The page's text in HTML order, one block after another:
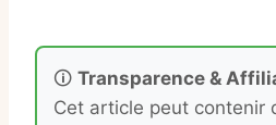
🛈 Transparence &
Cet article peut contenir